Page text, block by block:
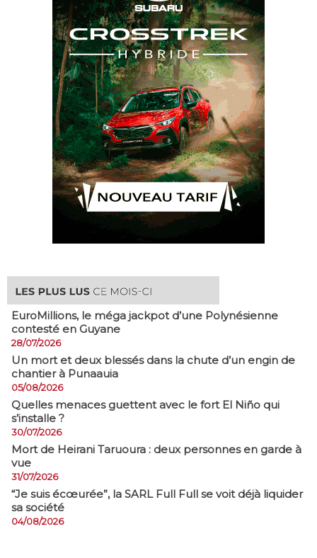
EuroMillions, ​le méga jackpot d’une Polynésienne
contesté en Guyane
28/07/2026
​Un mort et deux blessés dans la chute d’un engin de
chantier à Punaauia
05/08/2026
Quelles menaces guettent avec le fort El Niño qui
s’installe ?
30/07/2026
Mort de Heirani Taruoura : deux personnes en garde à
vue
31/07/2026
​“Je suis écœurée”, la SARL Full Full se voit déjà liquider
sa société
04/08/2026